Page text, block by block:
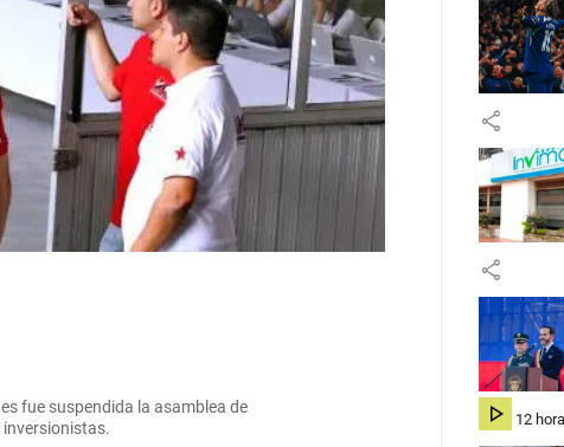
fue suspendida la asamblea de
share
share
hace 12